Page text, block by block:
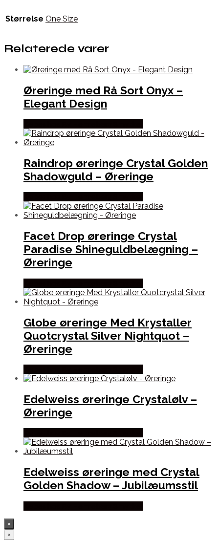
Størrelse One Size
Relaterede varer
Øreringe med Rå Sort Onyx –
Elegant Design
Raindrop øreringe Crystal Golden
Shadowguld – Øreringe
Facet Drop øreringe Crystal
Paradise Shineguldbelægning –
Øreringe
Globe øreringe Med Krystaller
Quotcrystal Silver Nightquot –
Øreringe
Edelweiss øreringe Crystalølv –
Øreringe
Edelweiss øreringe med Crystal
Golden Shadow – Jubilæumsstil
×
×